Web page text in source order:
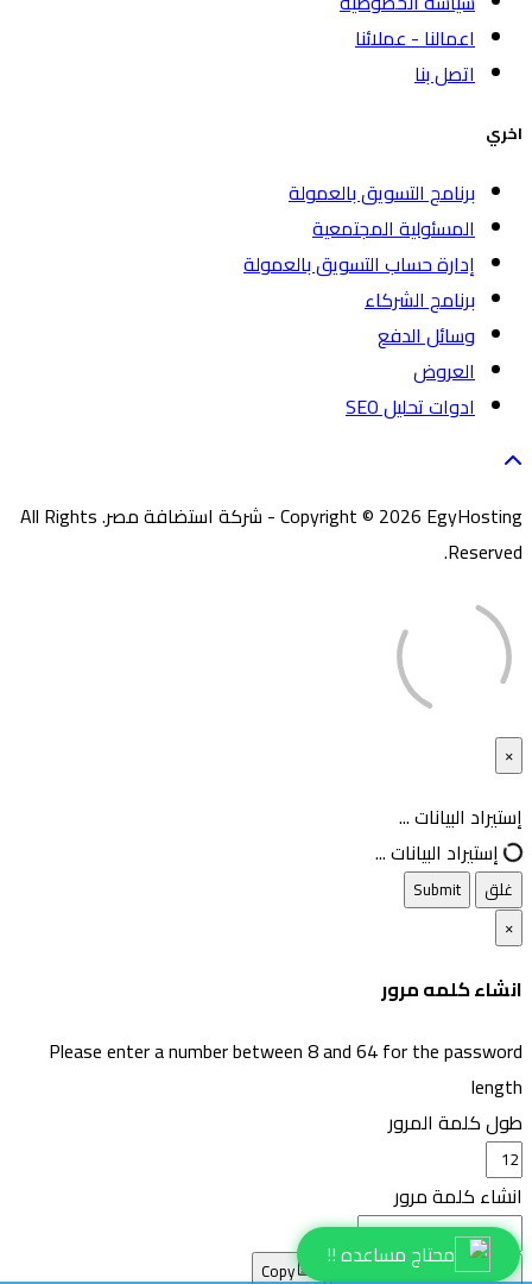
محتاج مساعده !!
اعمالنا - عملائنا
اتصل بنا
اخري
برنامج التسويق بالعمولة
المسئولية المجتمعية
إدارة حساب التسويق بالعمولة
برنامج الشركاء
وسائل الدفع
العروض
ادوات تحليل SEO
Copyright © 2026 EgyHosting - شركة استضافة مصر. All Rights
Reserved.
×
غلق
إستيراد البيانات ...
إستيراد البيانات ...
غلق
Submit
×
انشاء كلمه مرور
Please enter a number between 8 and 64 for the password
length
طول كلمة المرور
انشاء كلمة مرور
انشاء كلمه مرور جديده Copy